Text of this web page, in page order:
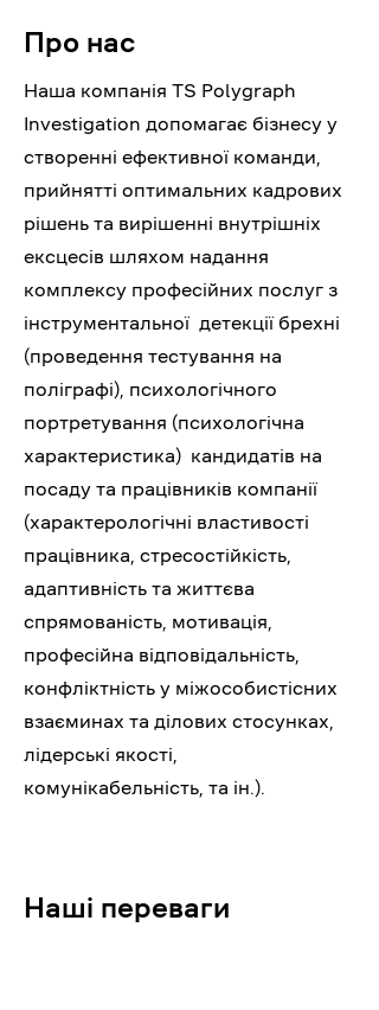
Про нас
Наша компанія TS Polygraph
Investigation допомагає бізнесу у
створенні ефективної команди,
прийнятті оптимальних кадрових
рішень та вирішенні внутрішніх
ексцесів шляхом надання
комплексу професійних послуг з
інструментальної детекції брехні
(проведення тестування на
поліграфі), психологічного
портретування (психологічна
характеристика) кандидатів на
посаду та працівників компанії
(характерологічні властивості
працівника, стресостійкість,
адаптивність та життєва
спрямованість, мотивація,
професійна відповідальність,
конфліктність у міжособистісних
взаєминах та ділових стосунках,
лідерські якості,
комунікабельність, та ін.).
Наші переваги